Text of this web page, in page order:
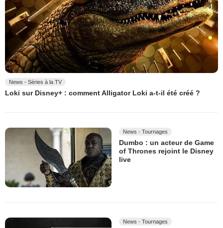
News - Séries à la TV
Loki sur Disney+ : comment Alligator Loki a-t-il été créé ?
News - Tournages
Dumbo : un acteur de Game
of Thrones rejoint le Disney
live
News - Tournages